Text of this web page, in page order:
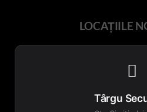
LOCAȚIILE

Târgu